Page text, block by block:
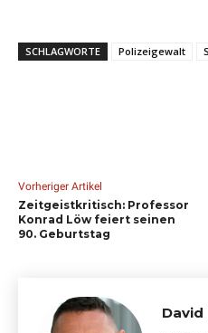
SCHLAGWORTE Polizeigewalt
Vorheriger Artikel
Zeitgeistkritisch: Professor
Konrad Löw feiert seinen
90. Geburtstag
David